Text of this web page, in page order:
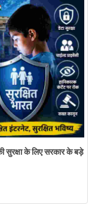
के लिए सरकार के बड़े